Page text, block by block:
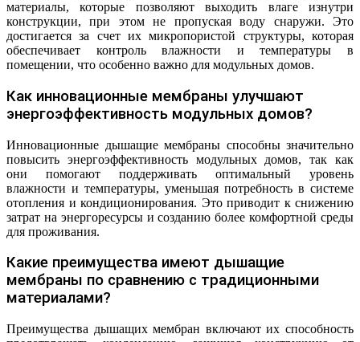
материалы, которые позволяют выходить влаге изнутри
конструкции, при этом не пропуская воду снаружи. Это
достигается за счет их микропористой структуры, которая
обеспечивает контроль влажности и температуры в
помещении, что особенно важно для модульных домов.
Как инновационные мембраны улучшают
энергоэффективность модульных домов?
Инновационные дышащие мембраны способны значительно
повысить энергоэффективность модульных домов, так как
они помогают поддерживать оптимальный уровень
влажности и температуры, уменьшая потребность в системе
отопления и кондиционирования. Это приводит к снижению
затрат на энергоресурсы и созданию более комфортной среды
для проживания.
Какие преимущества имеют дышащие
мембраны по сравнению с традиционными
материалами?
Преимущества дышащих мембран включают их способность